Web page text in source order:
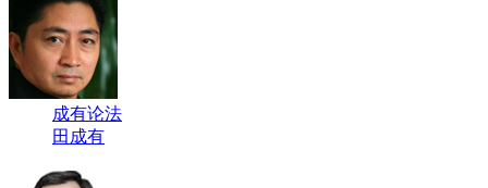
成有论法
田成有